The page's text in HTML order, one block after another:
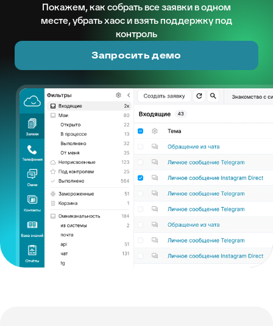
Покажем, как собрать все заявки в одном
месте, убрать хаос и взять поддержку под
контроль
Запросить демо